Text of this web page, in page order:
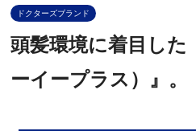
ドクターズブランド
頭髪環境に着目した
ーイープラス）』。